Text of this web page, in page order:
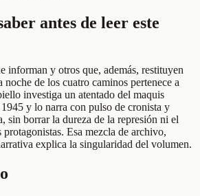
antes de leer este
informan y otros que, además, restituyen
de los cuatro caminos pertenece a
investiga un atentado del maquis
y lo narra con pulso de cronista y
sin borrar la dureza de la represión ni el
protagonistas. Esa mezcla de archivo,
explica la singularidad del volumen.